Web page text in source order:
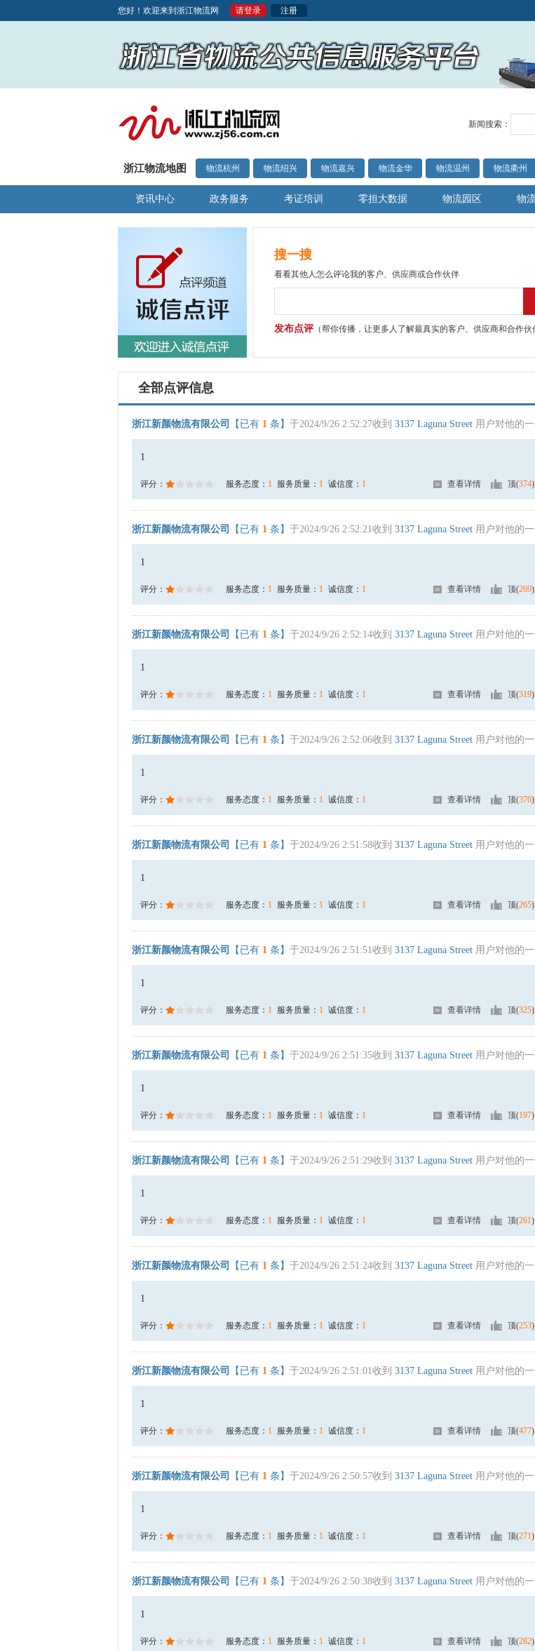
您好！欢迎来到浙江物流网 请登录 注册
新闻搜索：
浙江物流地图 物流杭州 物流绍兴 物流嘉兴 物流金华 物流温州 物流衢州
资讯中心 政务服务 考证培训 零担大数据 物流园区 物
搜一搜
看看其他人怎么评论我的客户、供应商或合作伙伴
发布点评（帮你传播，让更多人了解最真实的客户、供应商和合作伙
全部点评信息
浙江新颜物流有限公司 【已有 1 条】 于2024/9/26 2:52:27收到 3137 Laguna Street 用户对他的
1
评分： 服务态度： 1 服务质量： 1 诚信度： 1 查看详情 顶(374)
浙江新颜物流有限公司 【已有 1 条】 于2024/9/26 2:52:21收到 3137 Laguna Street 用户对他的
1
评分： 服务态度： 1 服务质量： 1 诚信度： 1 查看详情 顶(269)
浙江新颜物流有限公司 【已有 1 条】 于2024/9/26 2:52:14收到 3137 Laguna Street 用户对他的
1
评分： 服务态度： 1 服务质量： 1 诚信度： 1 查看详情 顶(319)
浙江新颜物流有限公司 【已有 1 条】 于2024/9/26 2:52:06收到 3137 Laguna Street 用户对他的
1
评分： 服务态度： 1 服务质量： 1 诚信度： 1 查看详情 顶(370)
浙江新颜物流有限公司 【已有 1 条】 于2024/9/26 2:51:58收到 3137 Laguna Street 用户对他的
1
评分： 服务态度： 1 服务质量： 1 诚信度： 1 查看详情 顶(265)
浙江新颜物流有限公司 【已有 1 条】 于2024/9/26 2:51:51收到 3137 Laguna Street 用户对他的
1
评分： 服务态度： 1 服务质量： 1 诚信度： 1 查看详情 顶(325)
浙江新颜物流有限公司 【已有 1 条】 于2024/9/26 2:51:35收到 3137 Laguna Street 用户对他的
1
评分： 服务态度： 1 服务质量： 1 诚信度： 1 查看详情 顶(197)
浙江新颜物流有限公司 【已有 1 条】 于2024/9/26 2:51:29收到 3137 Laguna Street 用户对他的
1
评分： 服务态度： 1 服务质量： 1 诚信度： 1 查看详情 顶(261)
浙江新颜物流有限公司 【已有 1 条】 于2024/9/26 2:51:24收到 3137 Laguna Street 用户对他的
1
评分： 服务态度： 1 服务质量： 1 诚信度： 1 查看详情 顶(253)
浙江新颜物流有限公司 【已有 1 条】 于2024/9/26 2:51:01收到 3137 Laguna Street 用户对他的
1
评分： 服务态度： 1 服务质量： 1 诚信度： 1 查看详情 顶(477)
浙江新颜物流有限公司 【已有 1 条】 于2024/9/26 2:50:57收到 3137 Laguna Street 用户对他的
1
评分： 服务态度： 1 服务质量： 1 诚信度： 1 查看详情 顶(271)
浙江新颜物流有限公司 【已有 1 条】 于2024/9/26 2:50:38收到 3137 Laguna Street 用户对他的
1
评分： 服务态度： 1 服务质量： 1 诚信度： 1 查看详情 顶(282)